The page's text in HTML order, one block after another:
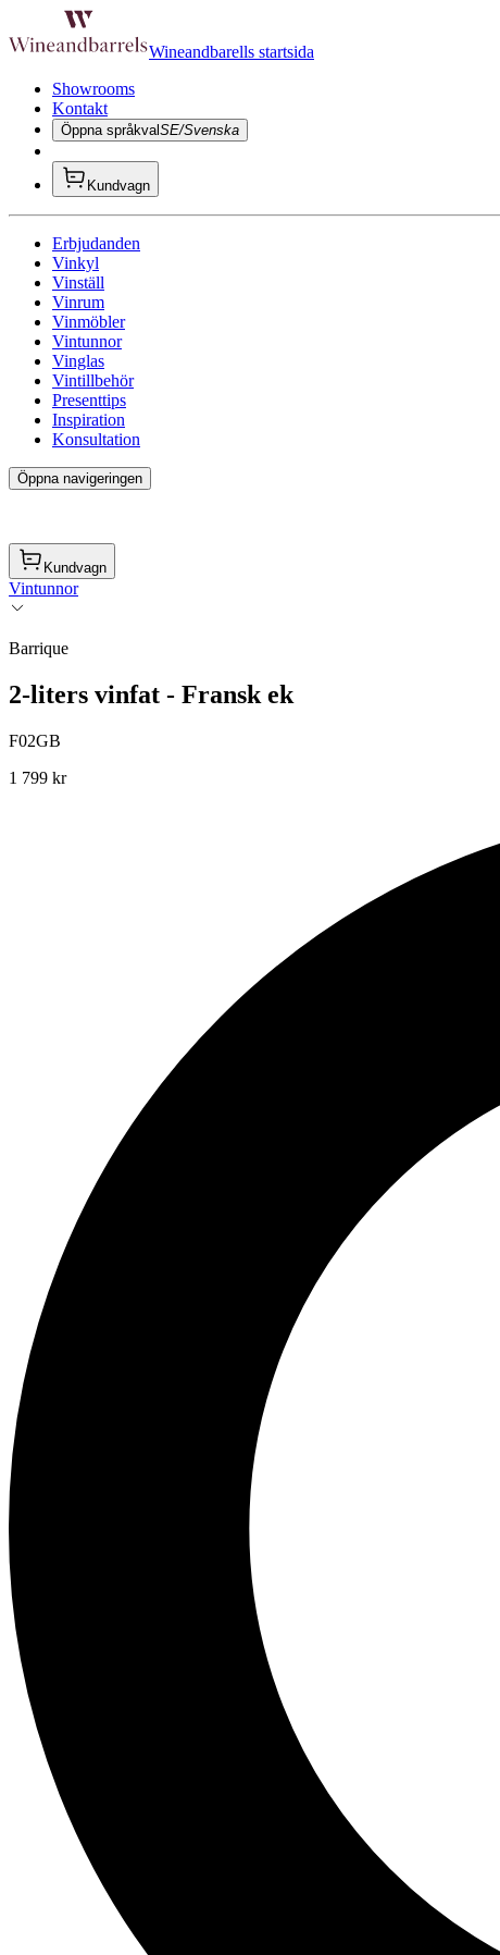
Wineandbarells startsida
Showrooms
Kontakt
Öppna språkvalSE/Svenska
Kundvagn
Erbjudanden
Vinkyl
Vinställ
Vinrum
Vinmöbler
Vintunnor
Vinglas
Vintillbehör
Presenttips
Inspiration
Konsultation
Öppna navigeringen
Kundvagn
Vintunnor
Barrique
2-liters vinfat - Fransk ek
F02GB
1 799 kr